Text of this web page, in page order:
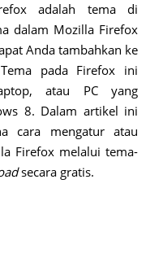
adalah tema di
dalam Mozilla Firefox
Anda tambahkan ke
pada Firefox ini
atau PC yang
8. Dalam artikel ini
cara mengatur atau
Firefox melalui tema-
secara gratis.